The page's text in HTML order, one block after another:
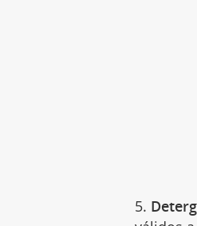
5.